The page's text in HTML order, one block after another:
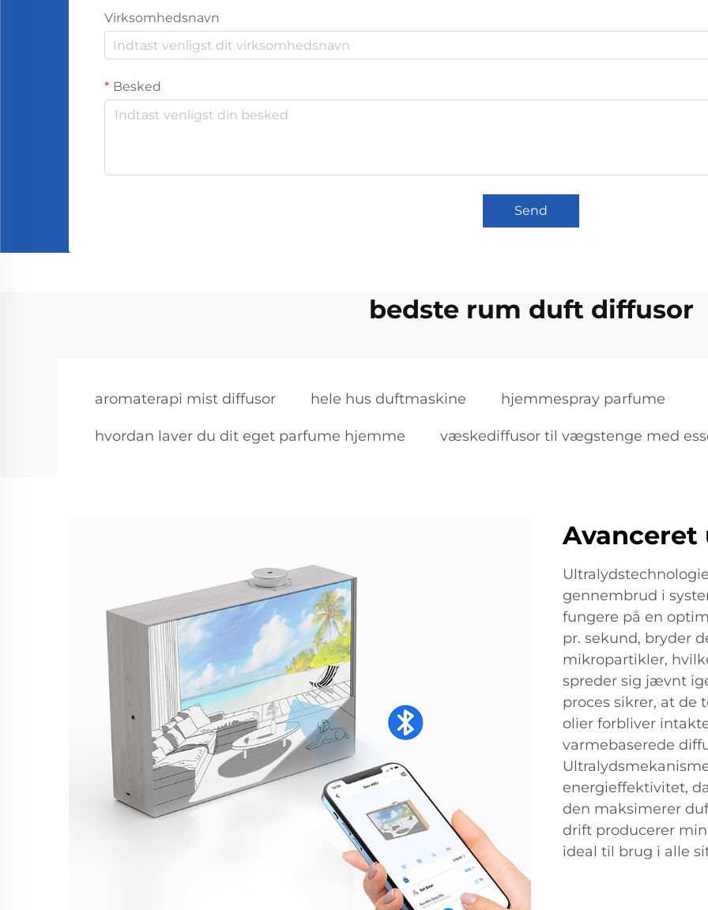
Virksomhedsnavn
Besked
Send
bedste rum duft diffusor
aromaterapi mist diffusor hele hus duftmaskine hjemmespray parfume
hvordan laver du dit eget parfume hjemme væskediffusor til vægstenge med
gennembrud i
fungere på en
pr. sekund, bryder
mikropartikler,
spreder sig jævnt
proces sikrer, at de
olier forbliver
varmebaserede
energieffektivitet,
den maksimerer
drift producerer
ideal til brug i alle